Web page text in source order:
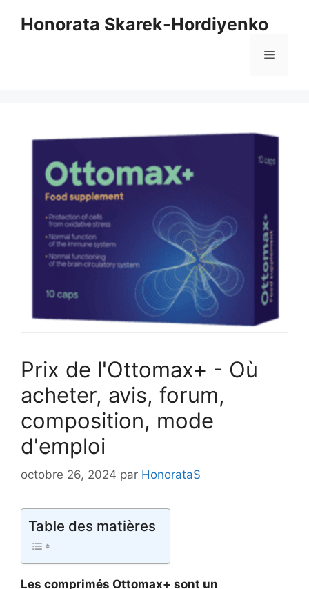
Honorata Skarek-Hordiyenko
Menu
Prix de l'Ottomax+ - Où
acheter, avis, forum,
composition, mode
d'emploi
octobre 26, 2024 par HonorataS
Table des matières
Les comprimés Ottomax+ sont un